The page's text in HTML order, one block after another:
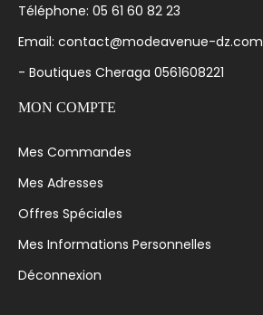
Téléphone: 05 61 60 82 23
Email: contact@modeavenue-dz.com
- Boutiques Cheraga 0561608221
MON COMPTE
Mes Commandes
Mes Adresses
Offres Spéciales
Mes Informations Personnelles
Déconnexion